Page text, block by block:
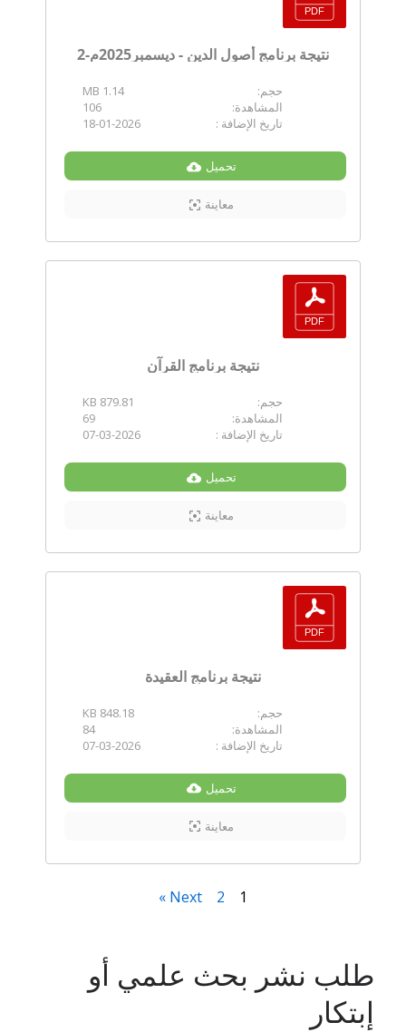
نتيجة برنامج أصول الدين - ديسمبر2025م-2
حجم:
1.14 MB
المشاهدة:
106
تاريخ الإضافة :
18-01-2026
تحميل
معاينة
نتيجة برنامج القرآن
حجم:
879.81 KB
المشاهدة:
69
تاريخ الإضافة :
07-03-2026
تحميل
معاينة
نتيجة برنامج العقيدة
حجم:
848.18 KB
المشاهدة:
84
تاريخ الإضافة :
07-03-2026
تحميل
معاينة
1
2
Next »
طلب نشر بحث علمي أو
إبتكار